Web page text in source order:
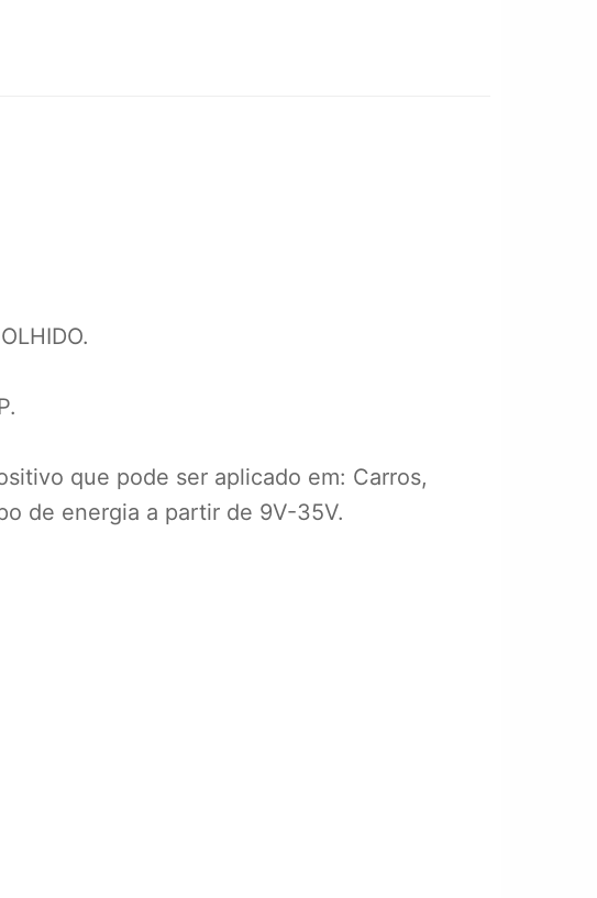
que pode ser aplicado em: Carros,
de energia a partir de 9V-35V.